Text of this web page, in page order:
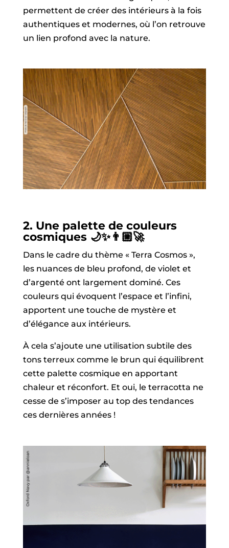
permettent de créer des intérieurs à la fois
authentiques et modernes, où l’on retrouve
un lien profond avec la nature.
2. Une palette de couleurs
cosmiques 🌙✨👨🏼
Dans le cadre du thème « Terra Cosmos »,
les nuances de bleu profond, de violet et
d’argenté ont largement dominé. Ces
couleurs qui évoquent l’espace et l’infini,
apportent une touche de mystère et
d’élégance aux intérieurs.
À cela s’ajoute une utilisation subtile des
tons terreux comme le brun qui équilibrent
cette palette cosmique en apportant
chaleur et réconfort. Et oui, le terracotta ne
cesse de s’imposer au top des tendances
ces dernières années !